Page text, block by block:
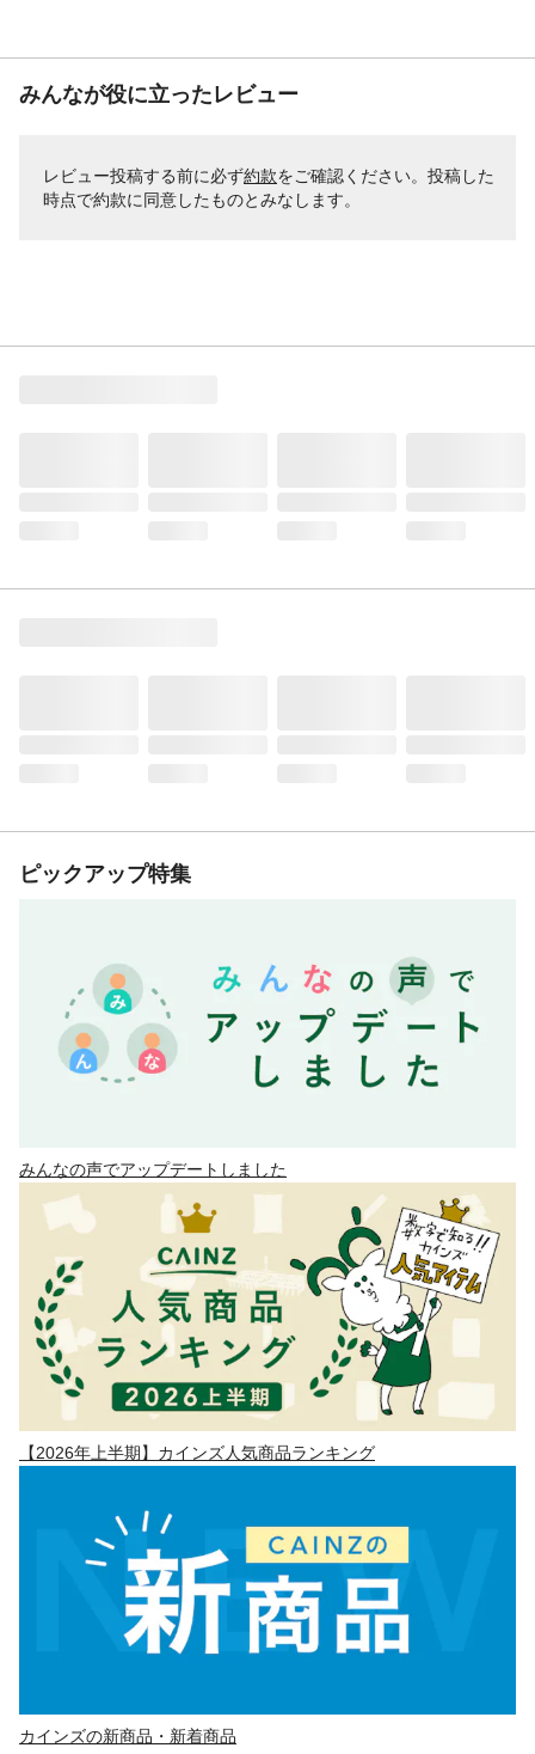
みんなが役に立ったレビュー
レビュー投稿する前に必ず約款をご確認ください。投稿した
時点で約款に同意したものとみなします。
ピックアップ特集
みんなの声でアップデートしました
【2026年上半期】カインズ人気商品ランキング
カインズの新商品・新着商品